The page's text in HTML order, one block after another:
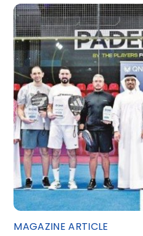
MAGAZINE ARTICLE